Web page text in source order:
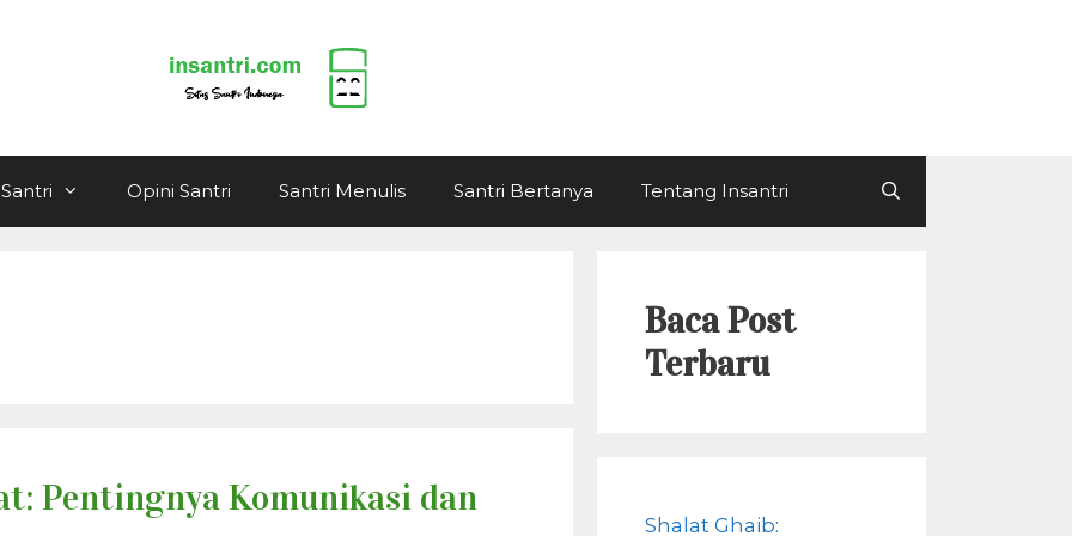
Opini Santri Santri Menulis Santri Bertanya Tentang Insantri
Pentingnya Komunikasi dan
Baca Post
Terbaru
Shalat Ghaib: